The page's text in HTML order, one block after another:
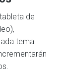
de
tema